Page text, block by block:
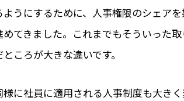
ようにするために、人事権限のシェア
めてきました。これまでもそういった
ところが大きな違いです。
様に社員に適用される人事制度も大き